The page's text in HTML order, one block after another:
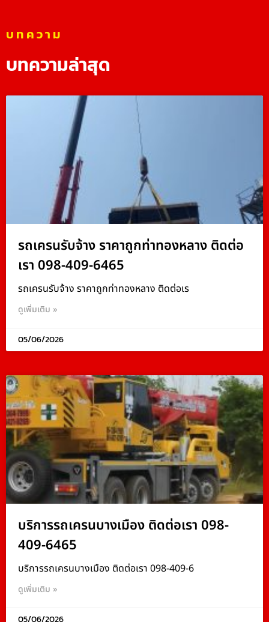
บทความ
บทความล่าสุด
รถเครนรับจ้าง ราคาถูกท่าทองหลาง ติดต่อ
เรา 098-409-6465
รถเครนรับจ้าง ราคาถูกท่าทองหลาง ติดต่อเร
ดูเพิ่มเติม »
05/06/2026
บริการรถเครนบางเมือง ติดต่อเรา 098-
409-6465
บริการรถเครนบางเมือง ติดต่อเรา 098-409-6
ดูเพิ่มเติม »
05/06/2026